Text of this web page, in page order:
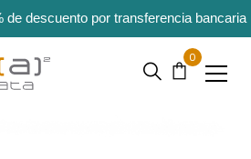
de descuento por transferencia bancaria
0